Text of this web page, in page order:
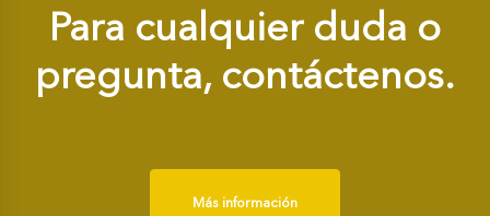
Para cualquier duda o
pregunta, contáctenos.
Más información